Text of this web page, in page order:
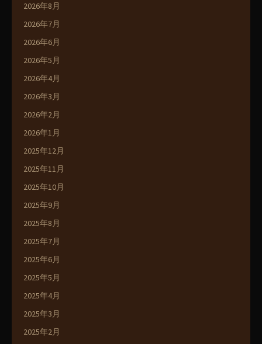
2026年8月
2026年7月
2026年6月
2026年5月
2026年4月
2026年3月
2026年2月
2026年1月
2025年12月
2025年11月
2025年10月
2025年9月
2025年8月
2025年7月
2025年6月
2025年5月
2025年4月
2025年3月
2025年2月